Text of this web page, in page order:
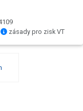
zásady pro zisk VT